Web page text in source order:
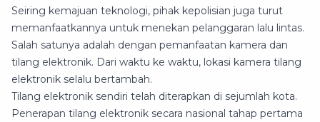
Seiring kemajuan teknologi, pihak kepolisian juga turut
memanfaatkannya untuk menekan pelanggaran lalu lintas.
Salah satunya adalah dengan pemanfaatan kamera dan
tilang elektronik. Dari waktu ke waktu, lokasi kamera tilang
elektronik selalu bertambah.
Tilang elektronik sendiri telah diterapkan di sejumlah kota.
Penerapan tilang elektronik secara nasional tahap pertama